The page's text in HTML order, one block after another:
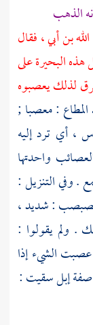
الذهب
بن أبي، فقال
البحيرة على
لذلك يعصبوه
: معصبا ;
، أي ترد إليه
واحدتها
وفي التنزيل :
: شديد ،
. ولم يقولوا :
الشيء إذا
إبل سقيت :